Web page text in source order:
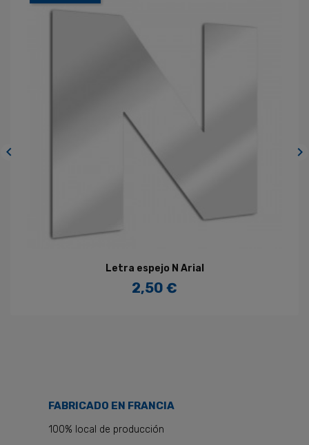

Letra espejo N Arial
Precio
2,50 €

FABRICADO EN FRANCIA
100% local de producción